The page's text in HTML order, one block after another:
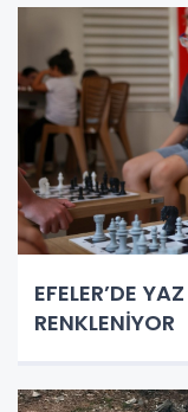
EFELER’DE
RENKLENİYOR